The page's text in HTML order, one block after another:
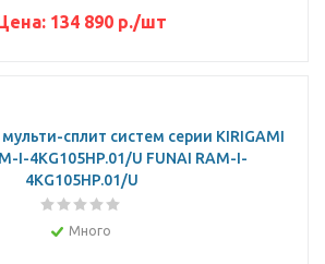
134 890 р./шт
сплит систем серии KIRIGAMI
I-4KG105HP.01/U FUNAI RAM-I-
4KG105HP.01/U
Много